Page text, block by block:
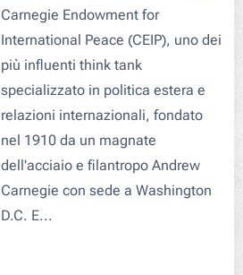
Carnegie Endowment for
International Peace (CEIP), uno dei
più influenti think tank
specializzato in politica estera e
relazioni internazionali, fondato
nel 1910 da un magnate
dell'acciaio e filantropo Andrew
Carnegie con sede a Washington
D.C. E...